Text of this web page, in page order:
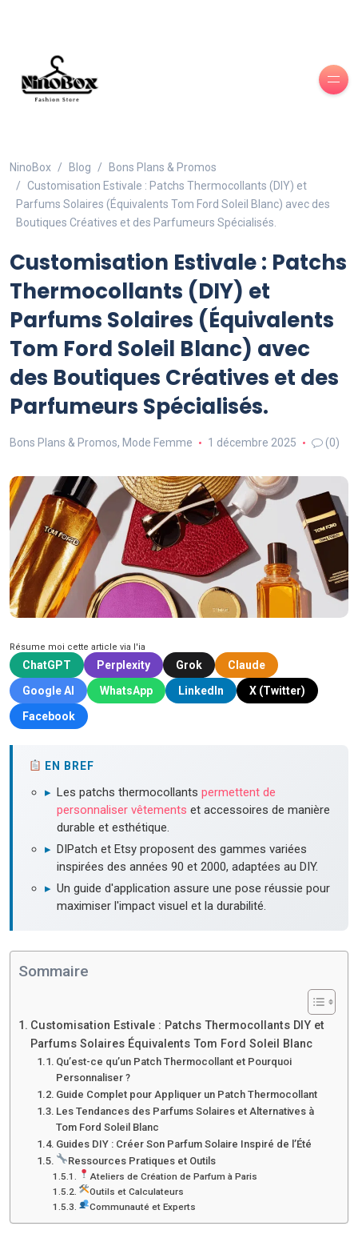
NinoBox Blog
Bons Plans & Promos
Customisation Estivale : Patchs Thermocollants (DIY) et
Parfums Solaires (Équivalents Tom Ford Soleil Blanc) avec des
Boutiques Créatives et des Parfumeurs Spécialisés.
Customisation Estivale : Patchs
Thermocollants (DIY) et
Parfums Solaires (Équivalents
Tom Ford Soleil Blanc) avec
des Boutiques Créatives et des
Parfumeurs Spécialisés.
Bons Plans & Promos, Mode Femme 1 décembre 2025 (0)
Résume moi cette article via l'ia
ChatGPT Perplexity Grok
Claude
Google AI
WhatsApp LinkedIn
X (Twitter)
Facebook
EN BREF
▸ Les patchs thermocollants permettent de
personnaliser vêtements et accessoires de manière
durable et esthétique.
▸ DIPatch et Etsy proposent des gammes variées
inspirées des années 90 et 2000, adaptées au DIY.
▸ Un guide d'application assure une pose réussie pour
maximiser l'impact visuel et la durabilité.
Sommaire
Customisation Estivale : Patchs Thermocollants DIY et
Parfums Solaires Équivalents Tom Ford Soleil Blanc
Qu’est-ce qu’un Patch Thermocollant et Pourquoi
Personnaliser ?
Guide Complet pour Appliquer un Patch Thermocollant
Les Tendances des Parfums Solaires et Alternatives à
Tom Ford Soleil Blanc
Guides DIY : Créer Son Parfum Solaire Inspiré de l’Été
Ressources Pratiques et Outils
Ateliers de Création de Parfum à Paris
Outils et Calculateurs
Communauté et Experts